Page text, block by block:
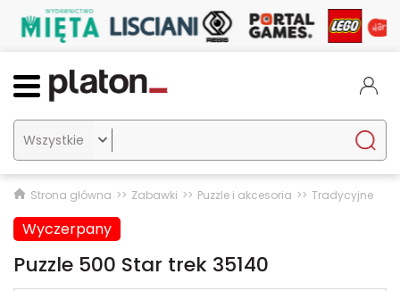

Strona główna Zabawki Puzzle i akcesoria Tradycyjne
Wyczerpany
Puzzle 500 Star trek 35140